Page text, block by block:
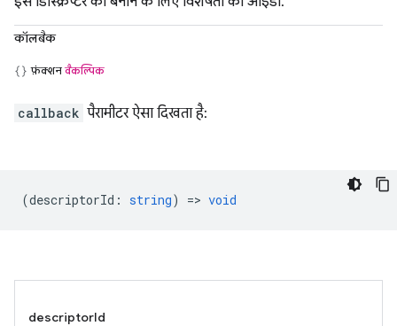
कॉलबैक
फ़ंक्शन वैकल्पिक
callback पैरामीटर ऐसा दिखता है:
(descriptorId : string) => void
descriptorId